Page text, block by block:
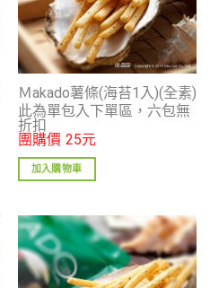
Ｍakado薯條(海苔1入)(全素)
此為單包入下單區，六包無
折扣
團購價 25元
加入購物車